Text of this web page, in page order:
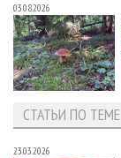
03.08.2026
СТАТЬИ ПО ТЕМЕ
23.03.2026